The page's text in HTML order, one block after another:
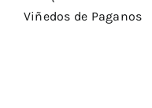
Viñedos de Paganos